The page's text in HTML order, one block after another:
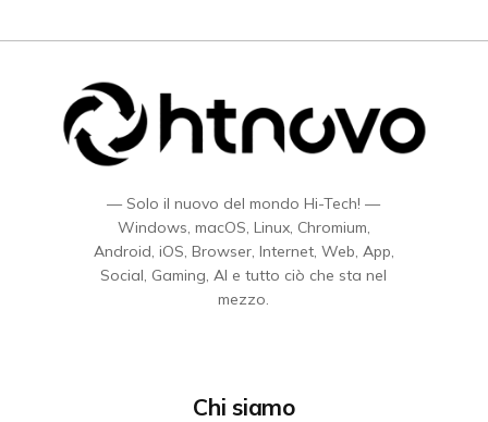
— Solo il nuovo del mondo Hi-Tech! —
Windows, macOS, Linux, Chromium,
Android, iOS, Browser, Internet, Web, App,
Social, Gaming, AI e tutto ciò che sta nel
mezzo.
Chi siamo